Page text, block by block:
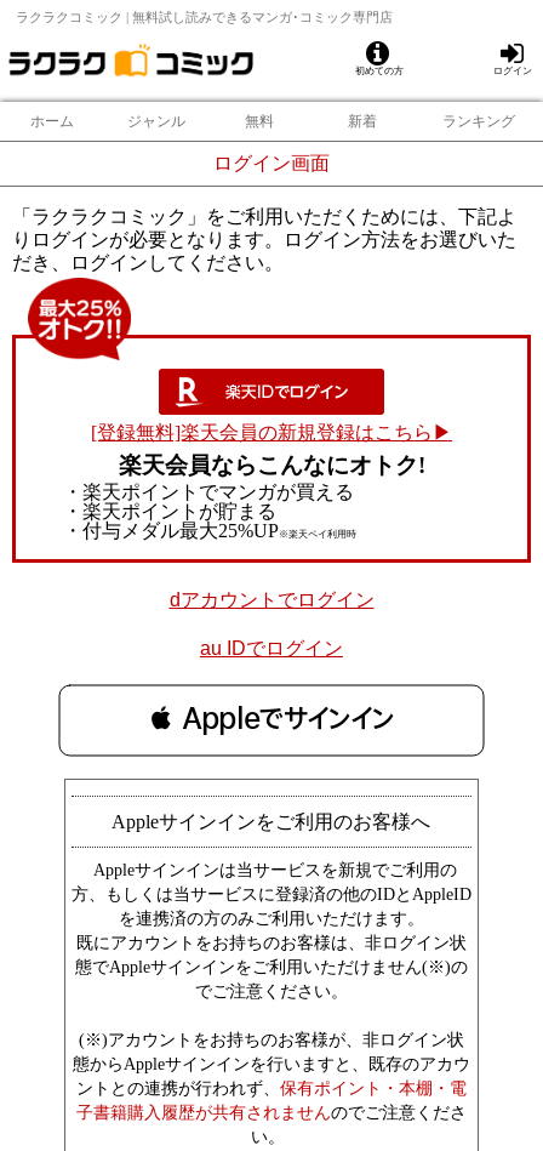
ラクラクコミック | 無料試し読みできるマンガ･コミック専門店
初めての方 ログイン
ホーム ジャンル 無料 新着 ランキング
ログイン画面
「ラクラクコミック」をご利用いただくためには、下記よ
りログインが必要となります。ログイン方法をお選びいた
だき、ログインしてください。
[登録無料]楽天会員の新規登録はこちら▶
楽天会員ならこんなにオトク!
・楽天ポイントでマンガが買える
・楽天ポイントが貯まる
・付与メダル最大25%UP※楽天ペイ利用時
dアカウントでログイン
au IDでログイン
 Appleでサインイン
Appleサインインをご利用のお客様へ
Appleサインインは当サービスを新規でご利用の
方、もしくは当サービスに登録済の他のIDとAppleID
を連携済の方のみご利用いただけます。
既にアカウントをお持ちのお客様は、非ログイン状
態でAppleサインインをご利用いただけません(※)の
でご注意ください。
(※)アカウントをお持ちのお客様が、非ログイン状
態からAppleサインインを行いますと、既存のアカウ
ントとの連携が行われず、 保有ポイント・本棚・電
子書籍購入履歴が共有されませんのでご注意くださ
い。